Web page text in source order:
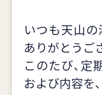
いつも天山の
ありがとうご
このたび、
および内容を、